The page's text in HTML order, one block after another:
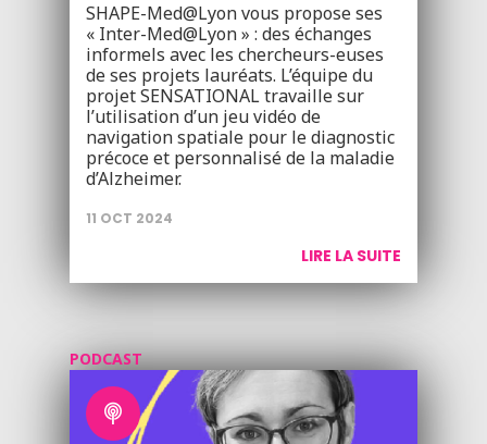
SHAPE-Med@Lyon vous propose ses
« Inter-Med@Lyon » : des échanges
informels avec les chercheurs-euses
de ses projets lauréats. L’équipe du
projet SENSATIONAL travaille sur
l’utilisation d’un jeu vidéo de
navigation spatiale pour le diagnostic
précoce et personnalisé de la maladie
d’Alzheimer.
11 OCT 2024
LIRE LA SUITE
PODCAST